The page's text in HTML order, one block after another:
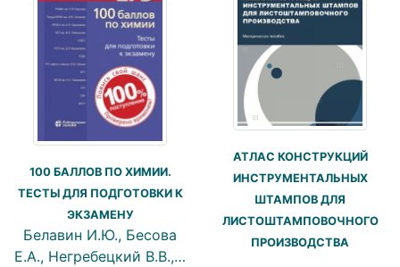
100 БАЛЛОВ ПО ХИМИИ.
ТЕСТЫ ДЛЯ ПОДГОТОВКИ К
ЭКЗАМЕНУ
Белавин И.Ю., Бесова
Е.А., Негребецкий В.В.,…
АТЛАС КОНСТРУКЦИЙ
ИНСТРУМЕНТАЛЬНЫХ
ШТАМПОВ ДЛЯ
ЛИСТОШТАМПОВОЧНОГО
ПРОИЗВОДСТВА